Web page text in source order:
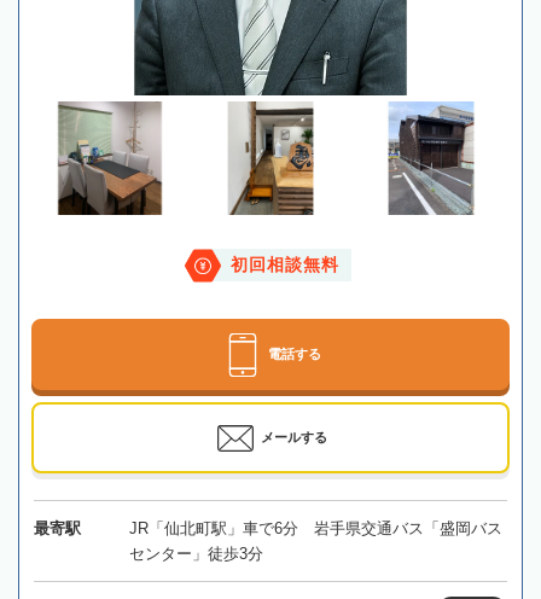
初回相談無料
電話する
メールする
最寄駅
JR「仙北町駅」車で6分 岩手県交通バス「盛岡バス
センター」徒歩3分